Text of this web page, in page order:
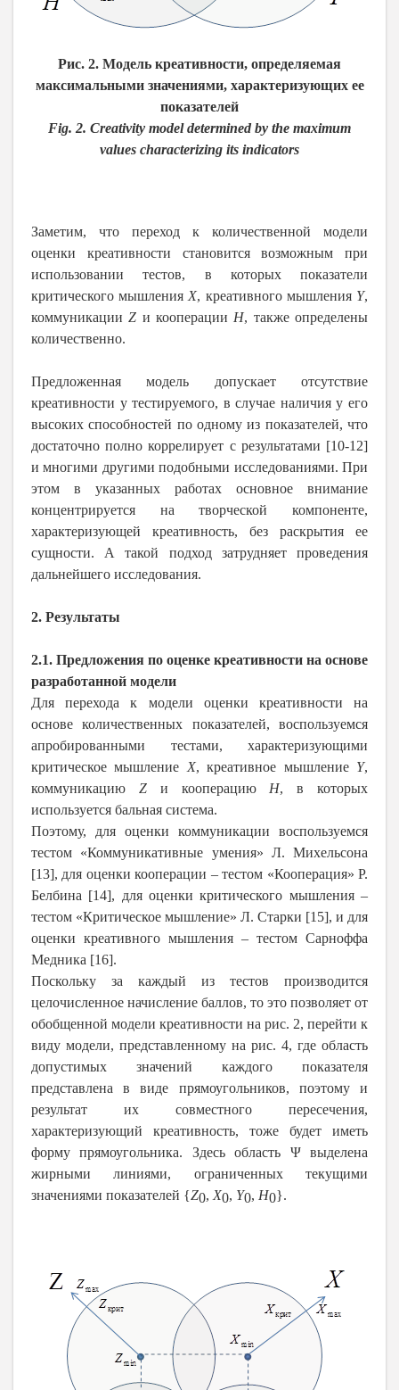
Рис. 2. Модель креативности, определяемая
максимальными значениями, характеризующих ее
показателей
Fig. 2. Creativity model determined by the maximum
values characterizing its indicators
Заметим, что переход к количественной модели
оценки креативности становится возможным при
использовании тестов, в которых показатели
критического мышления Х, креативного мышления Y,
коммуникацииZ и кооперации Н, также определены
количественно.
Предложенная модель допускает отсутствие
креативности у тестируемого, в случае наличия у его
высоких способностей по одному из показателей, что
достаточно полно коррелирует с результатами [10-12]
и многими другими подобными исследованиями. При
этом в указанных работах основное внимание
концентрируется на творческой компоненте,
характеризующей креативность, без раскрытия ее
сущности. А такой подход затрудняет проведения
дальнейшего исследования.
2. Результаты
2.1. Предложения по оценке креативности на основе
разработанной модели
Для перехода к модели оценки креативности на
основе количественных показателей, воспользуемся
апробированными тестами, характеризующими
критическое мышление Х, креативное мышление Y,
коммуникацию Zи кооперацию Н,
в которых
используется бальная система.
Поэтому, для оценки коммуникации воспользуемся
тестом «Коммуникативные умения» Л. Михельсона
[13], для оценки кооперации – тестом «Кооперация» Р.
Белбина [14], для оценки критического мышления –
тестом «Критическое мышление» Л. Старки [15], и для
оценки креативного мышления – тестом Сарноффа
Медника [16].
Поскольку за каждый из тестов производится
целочисленное начисление баллов, то это позволяет от
обобщенной модели креативности на рис. 2, перейти к
виду модели, представленному на рис. 4, где область
допустимых значений каждого показателя
представлена в виде прямоугольников, поэтому и
результат их совместного пересечения,
характеризующий креативность, тоже будет иметь
форму прямоугольника. Здесь область Ψ выделена
жирными линиями, ограниченных текущими
значениями показателей {Z0, Х0, Y0, Н0}.